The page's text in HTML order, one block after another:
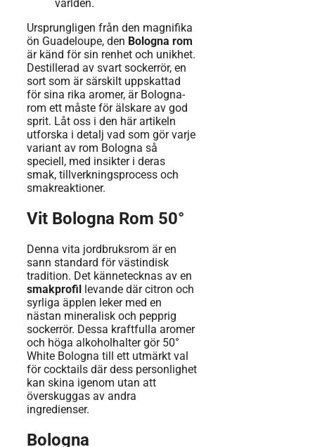
Ursprungligen från den magnifika
ön Guadeloupe, den Bologna rom
är känd för sin renhet och unikhet.
Destillerad av svart sockerrör, en
sort som är särskilt uppskattad
för sina rika aromer, är Bologna-
rom ett måste för älskare av god
sprit. Låt oss i den här artikeln
utforska i detalj vad som gör varje
variant av rom Bologna så
speciell, med insikter i deras
smak, tillverkningsprocess och
smakreaktioner.
Vit Bologna Rom 50°
Denna vita jordbruksrom är en
sann standard för västindisk
tradition. Det kännetecknas av en
smakprofil levande där citron och
syrliga äpplen leker med en
nästan mineralisk och pepprig
sockerrör. Dessa kraftfulla aromer
och höga alkoholhalter gör 50°
White Bologna till ett utmärkt val
för cocktails där dess personlighet
kan skina igenom utan att
överskuggas av andra
ingredienser.
Bologna